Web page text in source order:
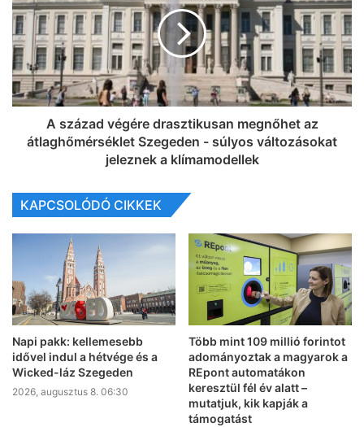
A század végére drasztikusan megnőhet az
átlaghőmérséklet Szegeden - súlyos változásokat
jeleznek a klímamodellek
KAPCSOLÓDÓ CIKKEK
Napi pakk: kellemesebb
idővel indul a hétvége és a
Wicked-láz Szegeden
2026, augusztus 8. 06:30
Több mint 109 millió forintot
adományoztak a magyarok a
REpont automatákon
keresztül fél év alatt –
mutatjuk, kik kapják a
támogatást